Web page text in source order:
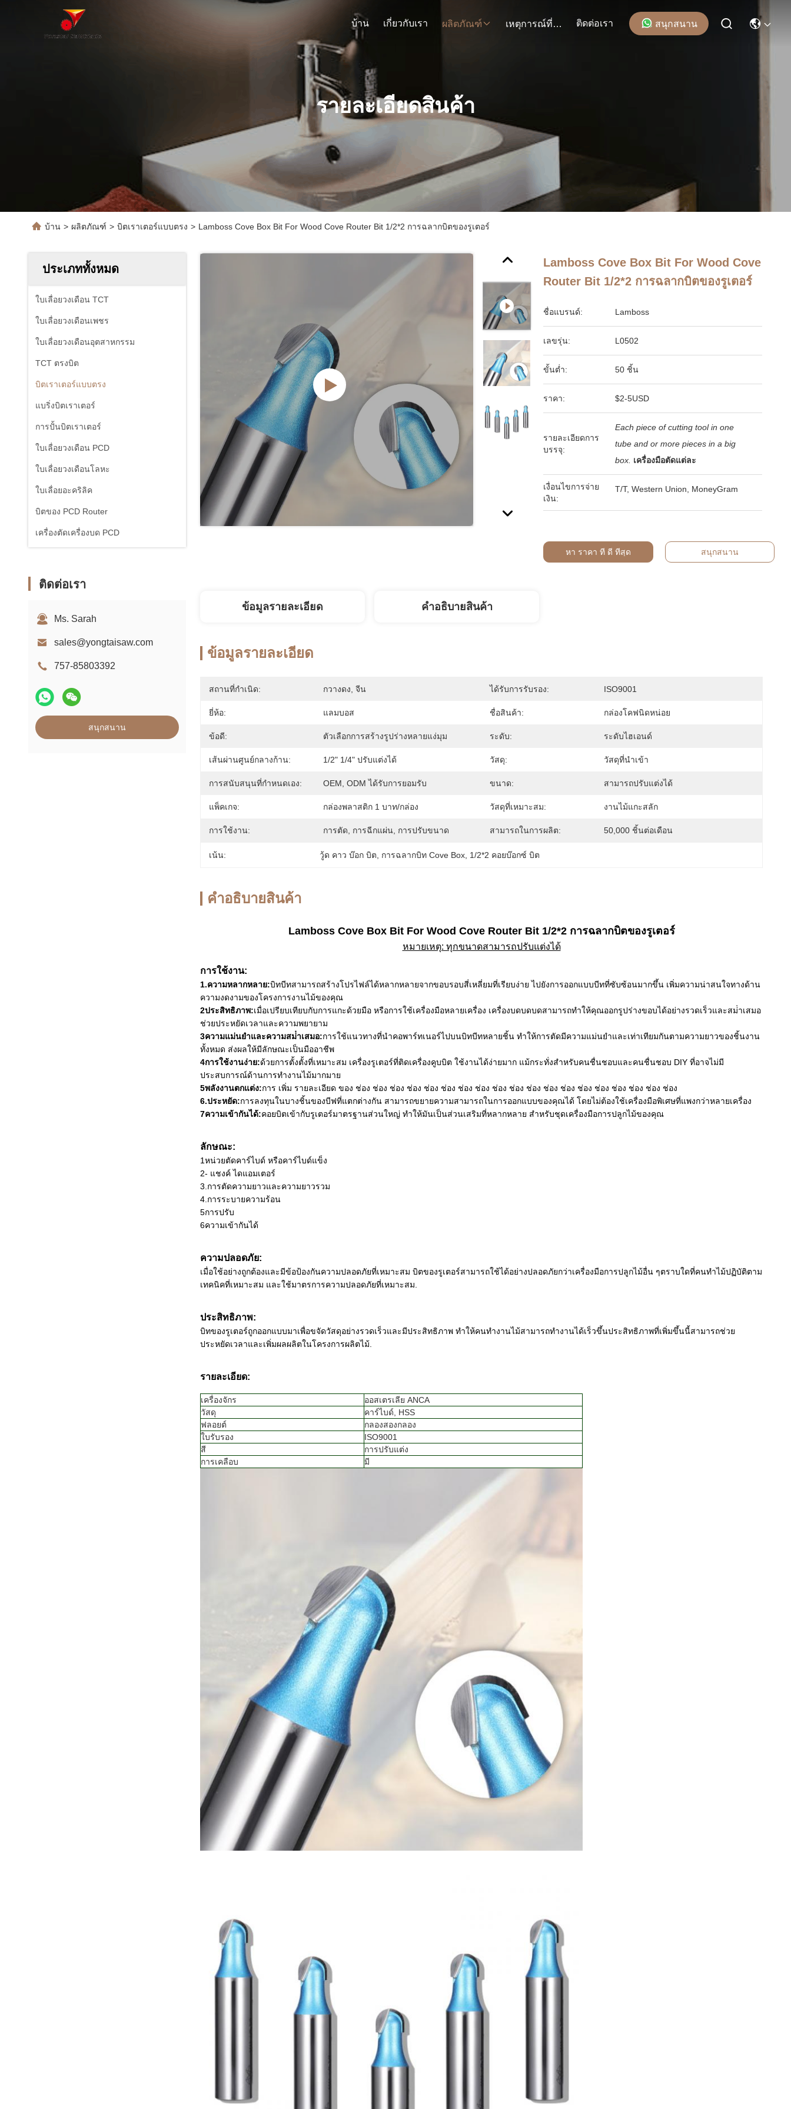
บ้าน เกี่ยวกับเรา ผลิตภัณฑ์ เหตุการณ์ที่เกิดขึ้น ติดต่อเรา สนุกสนาน
รายละเอียดสินค้า
บ้าน > ผลิตภัณฑ์ > บิตเราเตอร์แบบตรง > Lamboss Cove Box Bit For Wood Cove Router Bit 1/2*2 การฉลากบิตของรูเตอร์
ประเภททั้งหมด
ใบเลื่อยวงเดือน TCT
ใบเลื่อยวงเดือนเพชร
ใบเลื่อยวงเดือนอุตสาหกรรม
TCT ตรงบิต
บิตเราเตอร์แบบตรง
แบริ่งบิตเราเตอร์
การปั้นบิตเราเตอร์
ใบเลื่อยวงเดือน PCD
ใบเลื่อยวงเดือนโลหะ
ใบเลื่อยอะคริลิค
บิตของ PCD Router
เครื่องตัดเครื่องบด PCD
ติดต่อเรา
Ms. Sarah
sales@yongtaisaw.com
757-85803392
สนุกสนาน
Lamboss Cove Box Bit For Wood Cove
Router Bit 1/2*2 การฉลากบิตของรูเตอร์
ชื่อแบรนด์: Lamboss
เลขรุ่น: L0502
ขั้นต่ำ: 50 ชิ้น
ราคา: $2-5USD
รายละเอียดการ
บรรจุ:
Each piece of cutting tool in one
tube and or more pieces in a big
box. เครื่องมือตัดแต่ละ
เงื่อนไขการจ่าย
เงิน:
T/T, Western Union, MoneyGram
หา ราคา ที่ ดี ที่สุด สนุกสนาน
ข้อมูลรายละเอียด คําอธิบายสินค้า
ข้อมูลรายละเอียด
สถานที่กำเนิด: กวางดง, จีน ได้รับการรับรอง: ISO9001
ยี่ห้อ: แลมบอส ชื่อสินค้า: กล่องโคฟนิดหน่อย
ข้อดี: ตัวเลือกการสร้างรูปร่างหลายแง่มุม ระดับ: ระดับไฮเอนด์
เส้นผ่านศูนย์กลางก้าน: 1/2" 1/4" ปรับแต่งได้ วัสดุ: วัสดุที่นําเข้า
การสนับสนุนที่กําหนดเอง: OEM, ODM ได้รับการยอมรับ ขนาด: สามารถปรับแต่งได้
แพ็คเกจ: กล่องพลาสติก 1 บาท/กล่อง วัสดุที่เหมาะสม: งานไม้แกะสลัก
การใช้งาน: การตัด, การฉีกแผ่น, การปรับขนาด สามารถในการผลิต: 50,000 ชิ้นต่อเดือน
เน้น: วู้ด คาว บ๊อก บิต การฉลากบิท Cove Box 1/2*2 คอยบ๊อกซ์ บิต
คําอธิบายสินค้า
Lamboss Cove Box Bit For Wood Cove Router Bit 1/2*2 การฉลากบิตของรูเตอร์
หมายเหตุ: ทุกขนาดสามารถปรับแต่งได้
การใช้งาน:
1.ความหลากหลาย:บิทบีทสามารถสร้างโปรไฟล์ได้หลากหลายจากขอบรอบสี่เหลี่ยมที่เรียบง่าย ไปยังการออกแบบบีทที่ซับซ้อนมากขึ้น เพิ่มความน่าสนใจทางด้าน
ความงดงามของโครงการงานไม้ของคุณ
2ประสิทธิภาพ:เมื่อเปรียบเทียบกับการแกะด้วยมือ หรือการใช้เครื่องมือหลายเครื่อง เครื่องบดบดบดสามารถทําให้คุณออกรูปร่างขอบได้อย่างรวดเร็วและสม่ําเสมอ
ช่วยประหยัดเวลาและความพยายาม
3ความแม่นยําและความสม่ําเสมอ:การใช้แนวทางที่นําคอพาร์ทเนอร์ไปบนบิทบีทหลายชิ้น ทําให้การตัดมีความแม่นยําและเท่าเทียมกันตามความยาวของชิ้นงาน
ทั้งหมด ส่งผลให้มีลักษณะเป็นมืออาชีพ
4การใช้งานง่าย:ด้วยการตั้งตั้งที่เหมาะสม เครื่องรูเตอร์ที่ติดเครื่องคูบบิต ใช้งานได้ง่ายมาก แม้กระทั่งสําหรับคนชื่นชอบและคนชื่นชอบ DIY ที่อาจไม่มี
ประสบการณ์ด้านการทํางานไม้มากมาย
5พลังงานตกแต่ง:การ เพิ่ม รายละเอียด ของ ช่อง ช่อง ช่อง ช่อง ช่อง ช่อง ช่อง ช่อง ช่อง ช่อง ช่อง ช่อง ช่อง ช่อง ช่อง ช่อง ช่อง ช่อง ช่อง
6.ประหยัด:การลงทุนในบางชิ้นของบีฟที่แตกต่างกัน สามารถขยายความสามารถในการออกแบบของคุณได้ โดยไม่ต้องใช้เครื่องมือพิเศษที่แพงกว่าหลายเครื่อง
7ความเข้ากันได้:คอยบิตเข้ากับรูเตอร์มาตรฐานส่วนใหญ่ ทําให้มันเป็นส่วนเสริมที่หลากหลาย สําหรับชุดเครื่องมือการปลูกไม้ของคุณ
ลักษณะ:
1หน่วยตัดคาร์ไบด์ หรือคาร์ไบด์แข็ง
2- แชงค์ ไดแอมเตอร์
3.การตัดความยาวและความยาวรวม
4.การระบายความร้อน
5การปรับ
6ความเข้ากันได้
ความปลอดภัย:
เมื่อใช้อย่างถูกต้องและมีข้อป้องกันความปลอดภัยที่เหมาะสม บิตของรูเตอร์สามารถใช้ได้อย่างปลอดภัยกว่าเครื่องมือการปลูกไม้อื่น ๆตราบใดที่คนทําไม้ปฏิบัติตาม
เทคนิคที่เหมาะสม และใช้มาตรการความปลอดภัยที่เหมาะสม.
ประสิทธิภาพ:
บิทของรูเตอร์ถูกออกแบบมาเพื่อขจัดวัสดุอย่างรวดเร็วและมีประสิทธิภาพ ทําให้คนทํางานไม้สามารถทํางานได้เร็วขึ้นประสิทธิภาพที่เพิ่มขึ้นนี้สามารถช่วย
ประหยัดเวลาและเพิ่มผลผลิตในโครงการผลิตไม้.
รายละเอียด:
เครื่องจักร
ออสเตรเลีย ANCA
วัสดุ
คาร์ไบด์, HSS
ฟลอยต์
กลองสองกลอง
ใบรับรอง
ISO9001
สี
การปรับแต่ง
การเคลือบ
มี